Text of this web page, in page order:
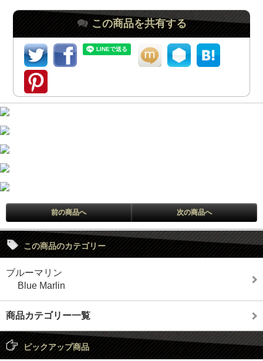
この商品を共有する
前の商品へ 次の商品へ
この商品のカテゴリー
ブルーマリン
Blue Marlin
商品カテゴリー一覧
ピックアップ商品